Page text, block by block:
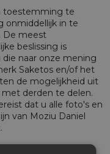
toestemming te
onmiddellijk in te
De meest
beslissing is
naar onze mening
Saketos en/of het
de mogelijkheid uit
derden te delen.
dat u alle foto's en
van Moziu Daniel